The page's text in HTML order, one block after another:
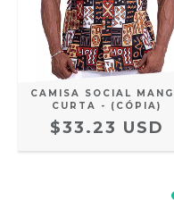
CAMISA SOCIAL
CURTA - (CÓPIA)
$33.23 USD